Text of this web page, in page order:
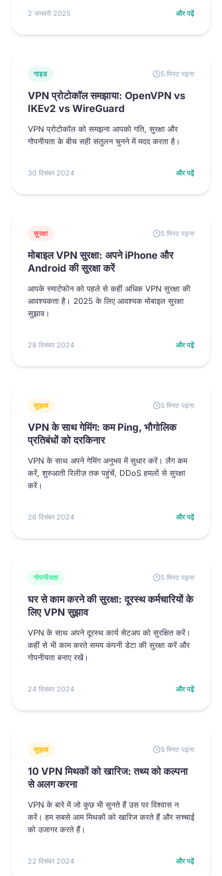
2 जनवरी 2025 और पढ़ें
गाइड 5 मिनट पढ़ना
VPN प्रोटोकॉल समझाया: OpenVPN vs
IKEv2 vs WireGuard
VPN प्रोटोकॉल को समझना आपको गति, सुरक्षा और
गोपनीयता के बीच सही संतुलन चुनने में मदद करता है।
30 दिसंबर 2024 और पढ़ें
सुरक्षा 5 मिनट पढ़ना
मोबाइल VPN सुरक्षा: अपने iPhone और
Android की सुरक्षा करें
आपके स्मार्टफोन को पहले से कहीं अधिक VPN सुरक्षा की
आवश्यकता है। 2025 के लिए आवश्यक मोबाइल सुरक्षा
सुझाव।
28 दिसंबर 2024 और पढ़ें
सुझाव 5 मिनट पढ़ना
VPN के साथ गेमिंग: कम Ping, भौगोलिक
प्रतिबंधों को दरकिनार
VPN के साथ अपने गेमिंग अनुभव में सुधार करें। लैग कम
करें, शुरुआती रिलीज़ तक पहुंचें, DDoS हमलों से सुरक्षा
करें।
26 दिसंबर 2024 और पढ़ें
गोपनीयता 5 मिनट पढ़ना
घर से काम करने की सुरक्षा: दूरस्थ कर्मचारियों के
लिए VPN सुझाव
VPN के साथ अपने दूरस्थ कार्य सेटअप को सुरक्षित करें।
कहीं से भी काम करते समय कंपनी डेटा की सुरक्षा करें और
गोपनीयता बनाए रखें।
24 दिसंबर 2024 और पढ़ें
सुझाव 5 मिनट पढ़ना
10 VPN मिथकों को खारिज: तथ्य को कल्पना
से अलग करना
VPN के बारे में जो कुछ भी सुनते हैं उस पर विश्वास न
करें। हम सबसे आम मिथकों को खारिज करते हैं और सच्चाई
को उजागर करते हैं।
22 दिसंबर 2024 और पढ़ें